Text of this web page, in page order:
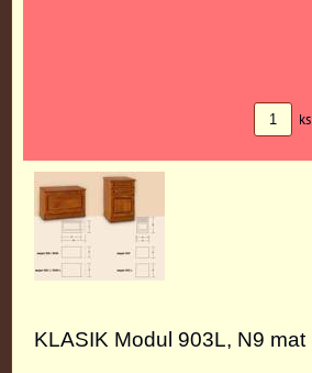
ks
KLASIK Modul 903L, N9 mat